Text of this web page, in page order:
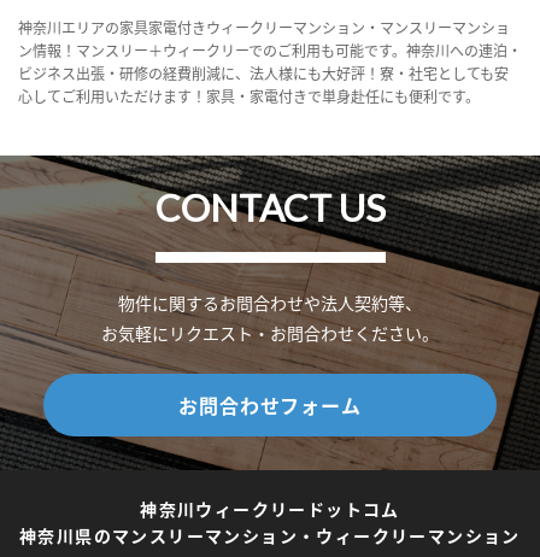
神奈川エリアの家具家電付きウィークリーマンション・マンスリーマンショ
ン情報！マンスリー＋ウィークリーでのご利用も可能です。神奈川への連泊・
ビジネス出張・研修の経費削減に、法人様にも大好評！寮・社宅としても安
心してご利用いただけます！家具・家電付きで単身赴任にも便利です。
CONTACT US
物件に関するお問合わせや法人契約等、
お気軽にリクエスト・お問合わせください。
お問合わせフォーム
神奈川ウィークリードットコム
神奈川県のマンスリーマンション・ウィークリーマンション